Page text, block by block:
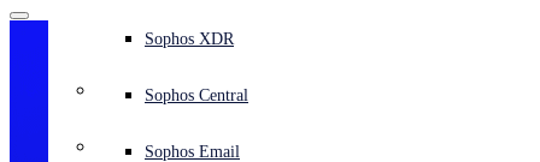
威脅情報
免費試用
網路安全與基礎架構
Workspace Protection
Email Monitoring System
Email Security
保護我的 Microsoft 環境
啟用雲端原生安全性
所有解決方案
製造業
零售業
ESG
企業政策
網路安全指引
合作夥伴部落格
威脅資料庫
威脅研究部落格
線上研討會
白皮書
影片
合作夥伴部落格
技術客戶經理（TAM）
聯絡 Sophos 支援
聯絡 Partner Care
提交威脅
Sophos XDR
Sophos Central
Sophos Email